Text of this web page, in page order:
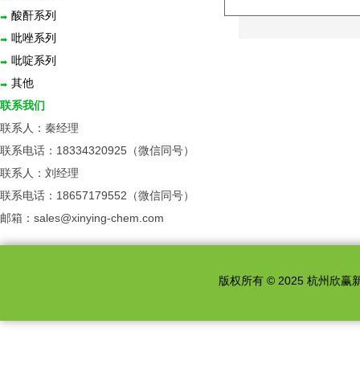
酸酐系列
吡唑系列
吡啶系列
其他
联系我们
联系人：秦经理
联系电话：18334320925（微信同号）
联系人：刘经理
联系电话：18657179552（微信同号）
邮箱：sales@xinying-chem.com
版权所有 © 2025 杭州欣赢